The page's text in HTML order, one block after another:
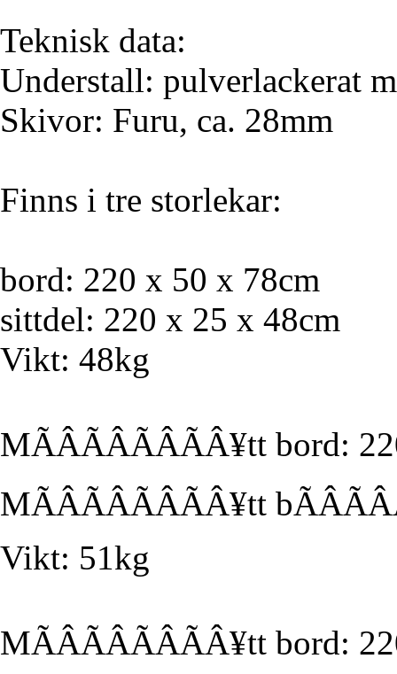
Teknisk data:
Understall: pulverlackerat
Skivor: Furu, ca. 28mm
Finns i tre storlekar:
bord: 220 x 50 x 78cm
sittdel: 220 x 25 x 48cm
Vikt: 48kg
MÃÂÃÂÃÂÃÂ¥tt bord:
MÃÂÃÂÃÂÃÂ¥tt
Vikt: 51kg
MÃÂÃÂÃÂÃÂ¥tt bord: